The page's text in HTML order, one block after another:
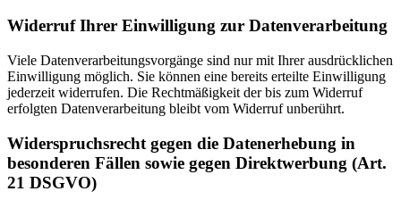
Widerruf Ihrer Einwilligung zur Datenverarbeitung
Viele Datenverarbeitungsvorgänge sind nur mit Ihrer ausdrücklichen
Einwilligung möglich. Sie können eine bereits erteilte Einwilligung
jederzeit widerrufen. Die Rechtmäßigkeit der bis zum Widerruf
erfolgten Datenverarbeitung bleibt vom Widerruf unberührt.
Widerspruchsrecht gegen die Datenerhebung in
besonderen Fällen sowie gegen Direktwerbung (Art.
21 DSGVO)